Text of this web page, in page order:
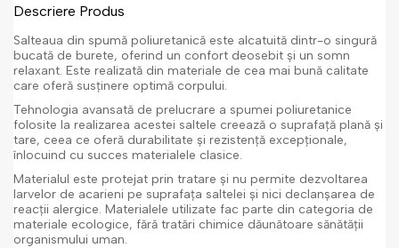
Descriere Produs
Salteaua din spumă poliuretanică este alcatuită dintr-o singură
bucată de burete, oferind un confort deosebit și un somn
relaxant. Este realizată din materiale de cea mai bună calitate
care oferă susținere optimă corpului.
Tehnologia avansată de prelucrare a spumei poliuretanice
folosite la realizarea acestei saltele creează o suprafață plană și
tare, ceea ce oferă durabilitate și rezistență excepționale,
înlocuind cu succes materialele clasice.
Materialul este protejat prin tratare și nu permite dezvoltarea
larvelor de acarieni pe suprafața saltelei și nici declanșarea de
reacții alergice. Materialele utilizate fac parte din categoria de
materiale ecologice, fără tratări chimice dăunătoare sănătății
organismului uman.